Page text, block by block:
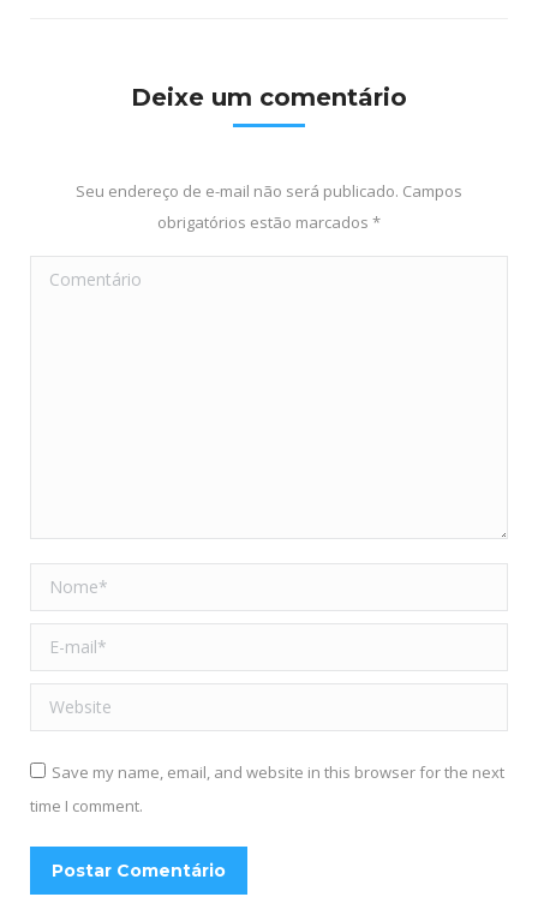
Deixe um comentário
Seu endereço de e-mail não será publicado. Campos
obrigatórios estão marcados *
Comentário
Nome *
E-mail *
Website
Save my name, email, and website in this browser for the next
time I comment.
Postar Comentário